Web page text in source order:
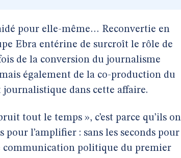
pour elle-même… Reconvertie en
Ebra entérine de surcroît le rôle de
de la conversion du journalisme
également de la co-production du
dans cette affaire.
tout le temps », c’est parce qu’ils
l’amplifier : sans les seconds pour
communication politique du premier